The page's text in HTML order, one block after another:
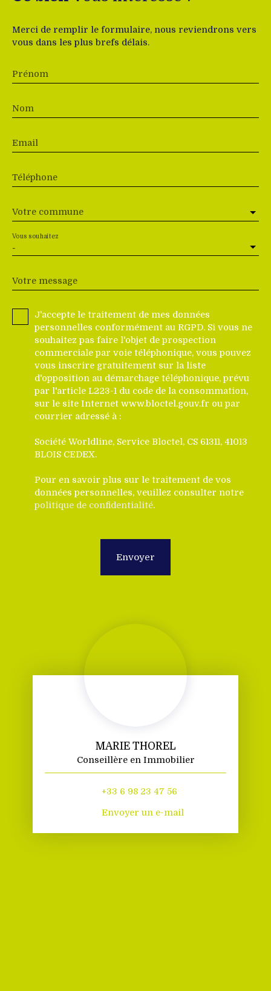
Merci de remplir le formulaire, nous reviendrons vers
vous dans les plus brefs délais.
Prénom
Nom
Email
Téléphone
Votre commune
-
Vous souhaitez
Votre message
J'accepte le traitement de mes données
personnelles conformément au RGPD. Si vous ne
souhaitez pas faire l'objet de prospection
commerciale par voie téléphonique, vous pouvez
vous inscrire gratuitement sur la liste
d'opposition au démarchage téléphonique, prévu
par l'article L223-1 du code de la consommation,
sur le site Internet www.bloctel.gouv.fr ou par
courrier adressé à :
Société Worldline, Service Bloctel, CS 61311, 41013
BLOIS CEDEX.
Pour en savoir plus sur le traitement de vos
données personnelles, veuillez consulter notre
politique de confidentialité.
Envoyer
MARIE THOREL
Conseillère en Immobilier
+33 6 98 23 47 56
Envoyer un e-mail